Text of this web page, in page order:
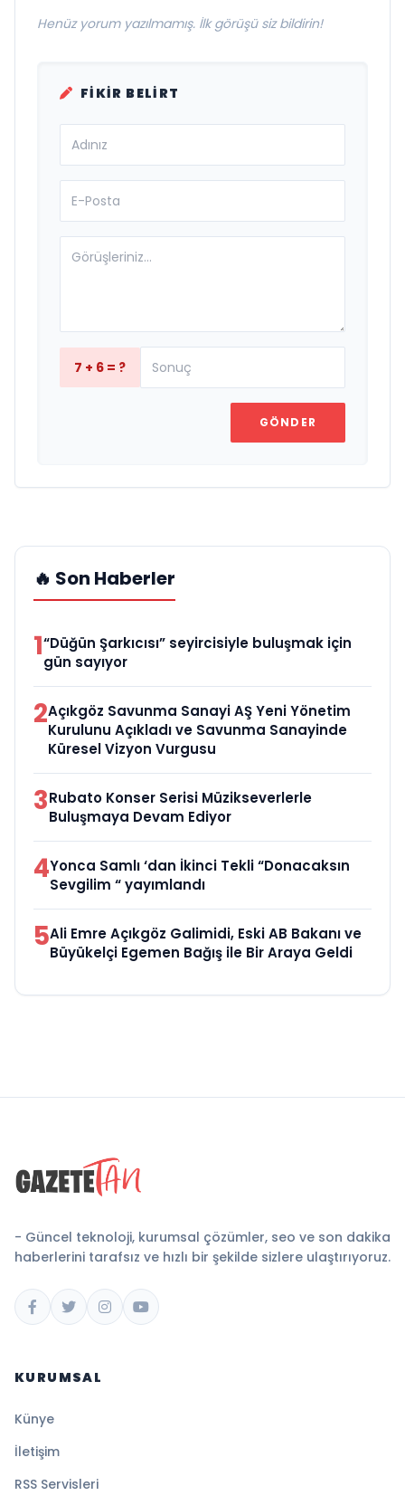
Henüz yorum yazılmamış. İlk görüşü siz bildirin!
FIKIR BELIRT
7 + 6 = ?
GÖNDER
🔥 Son Haberler
1“Düğün Şarkıcısı” seyircisiyle buluşmak için
gün sayıyor
2Açıkgöz Savunma Sanayi AŞ Yeni Yönetim
Kurulunu Açıkladı ve Savunma Sanayinde
Küresel Vizyon Vurgusu
3Rubato Konser Serisi Müzikseverlerle
Buluşmaya Devam Ediyor
4Yonca Samlı ‘dan İkinci Tekli “Donacaksın
Sevgilim “ yayımlandı
5Ali Emre Açıkgöz Galimidi, Eski AB Bakanı ve
Büyükelçi Egemen Bağış ile Bir Araya Geldi
- Güncel teknoloji, kurumsal çözümler, seo ve son dakika
haberlerini tarafsız ve hızlı bir şekilde sizlere ulaştırıyoruz.
KURUMSAL
Künye
İletişim
RSS Servisleri